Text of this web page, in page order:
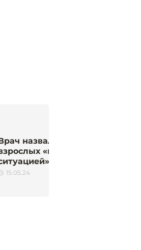
назвала дневной сон
«ненормальной
В чём причина
15.05.24